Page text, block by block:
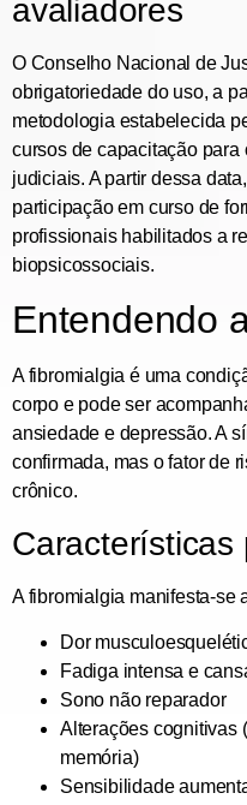
avaliadores
O Conselho Nacional de
obrigatoriedade do uso, a
metodologia estabelecida
cursos de capacitação
judiciais. A partir dessa
participação em curso de
profissionais habilitados a
biopsicossociais.
Entendendo
A fibromialgia é uma
corpo e pode ser
ansiedade e depressão. A
confirmada, mas o fator de
crônico.
Características
A fibromialgia manifesta-se
Dor
Fadiga intensa e
Sono não reparador
Alterações cognitivas
memória)
Sensibilidade